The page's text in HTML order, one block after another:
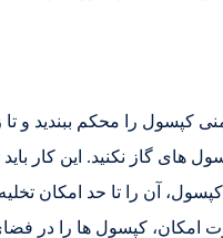
کپسول را محکم ببندید و تا
های گاز نکنید. این کار
آن را تا حد امکان
امکان، کپسول ها را در